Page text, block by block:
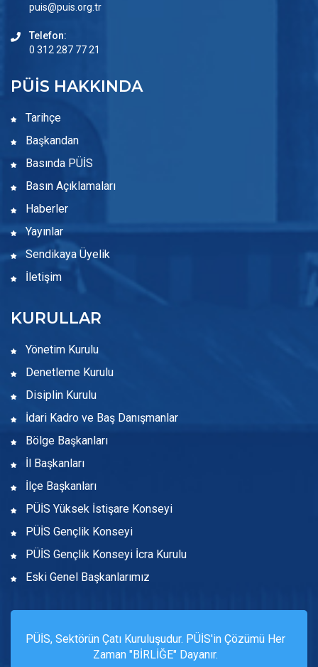
puis@puis.org.tr
Telefon:
0 312 287 77 21
PÜİS HAKKINDA
Tarihçe
Başkandan
Basında PÜİS
Basın Açıklamaları
Haberler
Yayınlar
Sendikaya Üyelik
İletişim
KURULLAR
Yönetim Kurulu
Denetleme Kurulu
Disiplin Kurulu
İdari Kadro ve Baş Danışmanlar
Bölge Başkanları
İl Başkanları
İlçe Başkanları
PÜİS Yüksek İstişare Konseyi
PÜİS Gençlik Konseyi
PÜİS Gençlik Konseyi İcra Kurulu
Eski Genel Başkanlarımız
PÜİS, Sektörün Çatı Kuruluşudur. PÜİS'in Çözümü Her
Zaman "BİRLİĞE" Dayanır.